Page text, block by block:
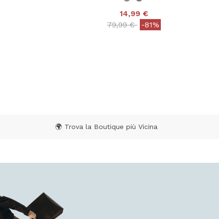
14,99 €
Price reduced from
79,99 €to-81%
🌍 Trova la Boutique più Vicina